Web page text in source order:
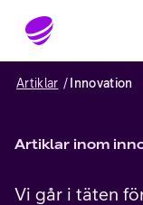
Gå till sidans
Artiklar Innovation
Artiklar inom
Vi går i täten